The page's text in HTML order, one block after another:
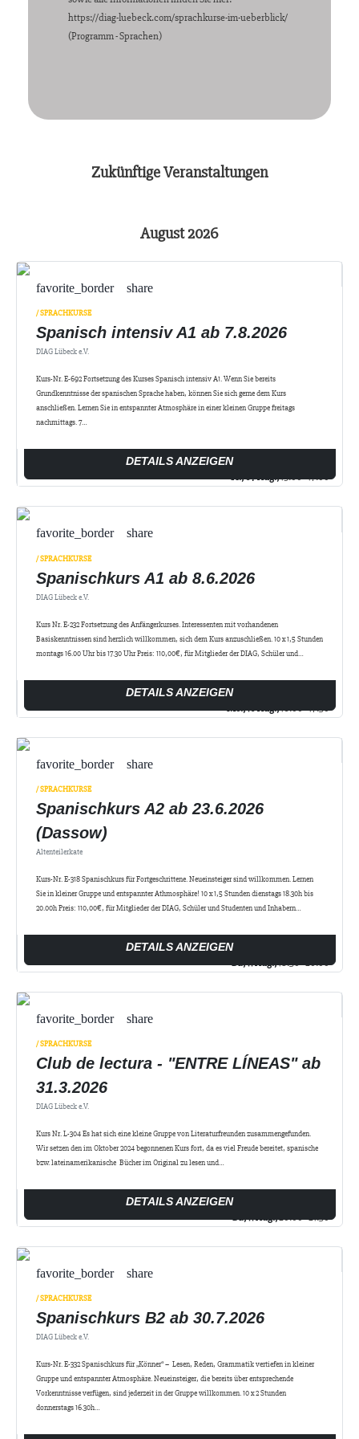
https://diag-luebeck.com/sprachkurse-im-ueberblick/
(Programm - Sprachen)
Zukünftige Veranstaltungen
August 2026
favorite_border share
/ SPRACHKURSE
Spanisch intensiv A1 ab 7.8.2026
DIAG Lübeck e.V.
Kurs-Nr. E-692 Fortsetzung des Kurses Spanisch intensiv A1. Wenn Sie bereits
Grundkenntnisse der spanischen Sprache haben, können Sie sich gerne dem Kurs
anschließen. Lernen Sie in entspannter Atmosphäre in einer kleinen Gruppe freitags
nachmittags. 7…
Fr., 07 Aug.,15:00 - 17:00
DETAILS ANZEIGEN
favorite_border share
/ SPRACHKURSE
Spanischkurs A1 ab 8.6.2026
DIAG Lübeck e.V.
Kurs Nr. E-232 Fortsetzung des Anfängerkurses. Interessenten mit vorhandenen
Basiskenntnissen sind herzlich willkommen, sich dem Kurs anzuschließen. 10 x 1,5 Stunden
montags 16.00 Uhr bis 17.30 Uhr Preis: 110,00€, für Mitglieder der DIAG, Schüler und…
Mo., 10 Aug.,16:00 - 17:30
DETAILS ANZEIGEN
favorite_border share
/ SPRACHKURSE
Spanischkurs A2 ab 23.6.2026
(Dassow)
Altenteilerkate
Kurs-Nr. E-318 Spanischkurs für Fortgeschrittene. Neueinsteiger sind willkommen. Lernen
Sie in kleiner Gruppe und entspannter Athmosphäre! 10 x 1,5 Stunden dienstags 18.30h bis
20.00h Preis: 110,00€, für Mitglieder der DIAG, Schüler und Studenten und Inhabern…
Di., 11 Aug.,18:30 - 20:00
DETAILS ANZEIGEN
favorite_border share
/ SPRACHKURSE
Club de lectura - "ENTRE LÍNEAS" ab
31.3.2026
DIAG Lübeck e.V.
Kurs Nr. L-304 Es hat sich eine kleine Gruppe von Literaturfreunden zusammengefunden.
Wir setzen den im Oktober 2024 begonnenen Kurs fort, da es viel Freude bereitet, spanische
bzw. lateinamerikanische Bücher im Original zu lesen und…
Di., 11 Aug.,20:00 - 21:30
DETAILS ANZEIGEN
favorite_border share
/ SPRACHKURSE
Spanischkurs B2 ab 30.7.2026
DIAG Lübeck e.V.
Kurs-Nr. E-332 Spanischkurs für „Könner“ – Lesen, Reden, Grammatik vertiefen in kleiner
Gruppe und entspannter Atmosphäre. Neueinsteiger, die bereits über entsprechende
Vorkenntnisse verfügen, sind jederzeit in der Gruppe willkommen. 10 x 2 Stunden
donnerstags 16.30h…